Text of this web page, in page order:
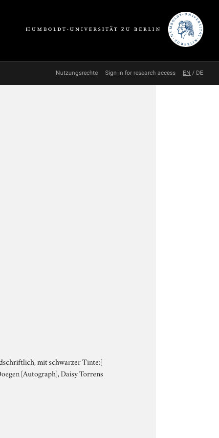
Nutzungsrechte Sign in for research access EN / DE
mit schwarzer Tinte:]
[Autograph], Daisy Torrens